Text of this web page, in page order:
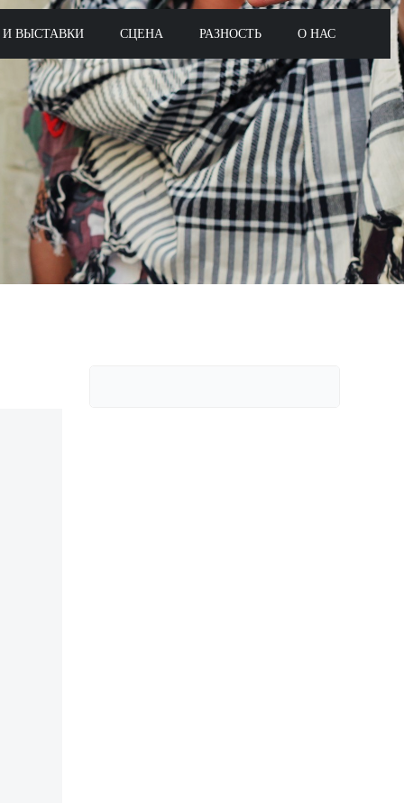
ВЫСТАВКИ СЦЕНА РАЗНОСТЬ О НАС